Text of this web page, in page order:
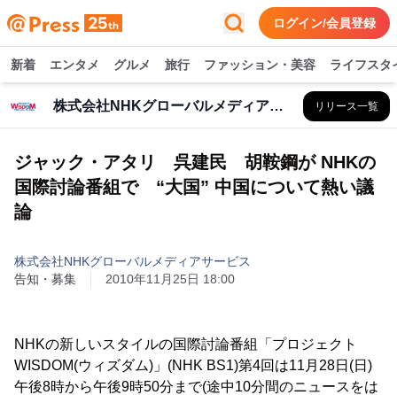
ログイン/会員登録
新着 エンタメ グルメ 旅行 ファッション・美容 ライフスタ
株式会社NHKグローバルメディアサービス リリース一覧
ジャック・アタリ 呉建民 胡鞍鋼が NHKの
国際討論番組で “大国” 中国について熱い議
論
株式会社NHKグローバルメディアサービス
告知・募集
2010年11月25日 18:00
NHKの新しいスタイルの国際討論番組「プロジェクト
WISDOM(ウィズダム)」(NHK BS1)第4回は11月28日(日)
午後8時から午後9時50分まで(途中10分間のニュースをは